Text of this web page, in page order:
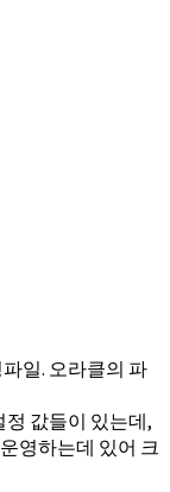
일. 오라클의 파
값들이 있는데,
영하는데 있어 크